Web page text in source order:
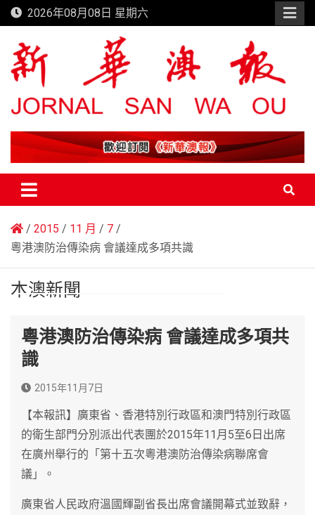
Skip
to
content
2026年08月08日 星期六
新華澳報
2015 11 月
7
粵港澳防治傳染病 會議達成多項共識
本澳新聞
粵港澳防治傳染病 會議達成多項共
識
2015年11月7日
【本報訊】廣東省、香港特別行政區和澳門特別行政區
的衛生部門分別派出代表團於2015年11月5至6日出席
在廣州舉行的「第十五次粵港澳防治傳染病聯席會
議」。
廣東省人民政府溫國輝副省長出席會議開幕式並致辭，